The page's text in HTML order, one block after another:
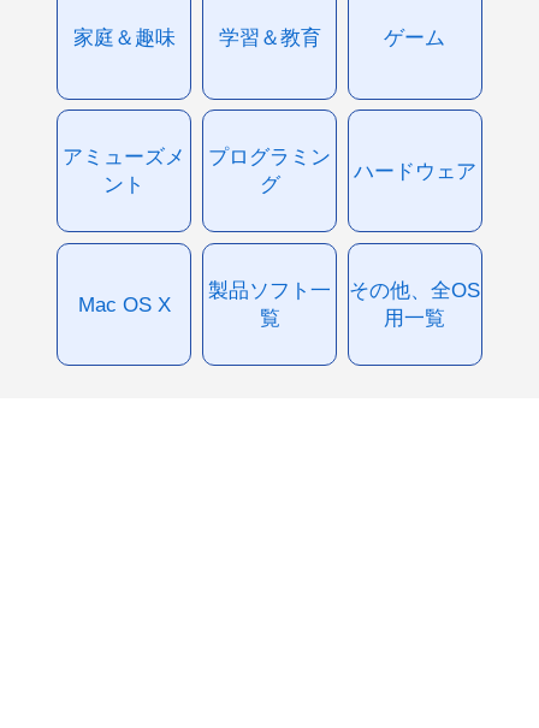
家庭＆趣味 学習＆教育 ゲーム
アミューズメ
ント
プログラミン
グ
ハードウェア
Mac OS X
製品ソフト一
覧
その他、全OS
用一覧